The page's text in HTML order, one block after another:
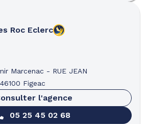
Roc Eclerc
Marcenac - RUE JEAN
46100 Figeac
l'agence
05 25 45 02 68